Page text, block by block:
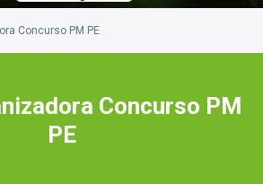
Concurso PM PE
Concurso PM
PE